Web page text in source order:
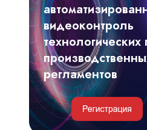
производственных
регламентов
видеоконтроль
регламентов